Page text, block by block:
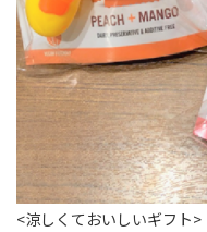
<涼しくておいしいギフト>